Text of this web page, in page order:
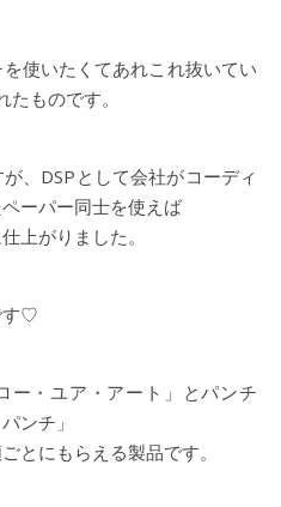
使いたくてあれこれ抜いてい
ものです。
、DSPとして会社がコーディ
ーパー同士を使えば
上がりました。
す♡
ー・ユア・アート」とパンチ
ンチ」
とにもらえる製品です。